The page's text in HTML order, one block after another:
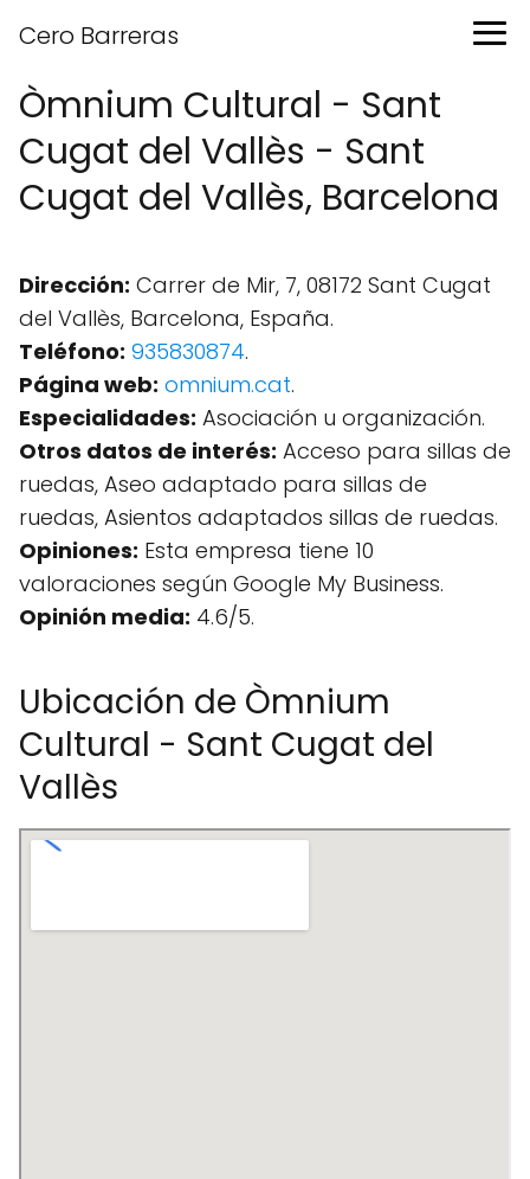
Cero Barreras
Òmnium Cultural - Sant
Cugat del Vallès - Sant
Cugat del Vallès, Barcelona
Dirección: Carrer de Mir, 7, 08172 Sant Cugat
del Vallès, Barcelona, España.
Teléfono: 935830874.
Página web: omnium.cat.
Especialidades: Asociación u organización.
Otros datos de interés: Acceso para sillas de
ruedas, Aseo adaptado para sillas de
ruedas, Asientos adaptados sillas de ruedas.
Opiniones: Esta empresa tiene 10
valoraciones según Google My Business.
Opinión media: 4.6/5.
Ubicación de Òmnium
Cultural - Sant Cugat del
Vallès